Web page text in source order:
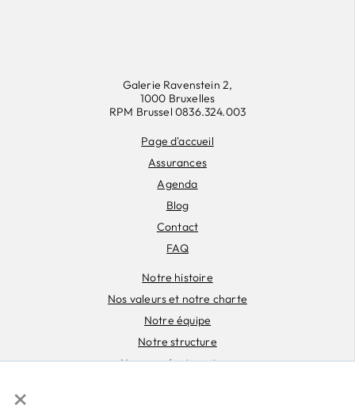
×
Galerie Ravenstein 2,
1000 Bruxelles
RPM Brussel 0836.324.003
Page d'accueil
Assurances
Agenda
Blog
Contact
FAQ
Notre histoire
Nos valeurs et notre charte
Notre équipe
Notre structure
Nos coopérateur·rice·s